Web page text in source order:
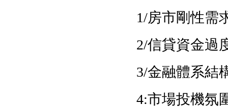
1/房市剛性需
2/信貸資金過
3/金融體系結
4:市場投機氛